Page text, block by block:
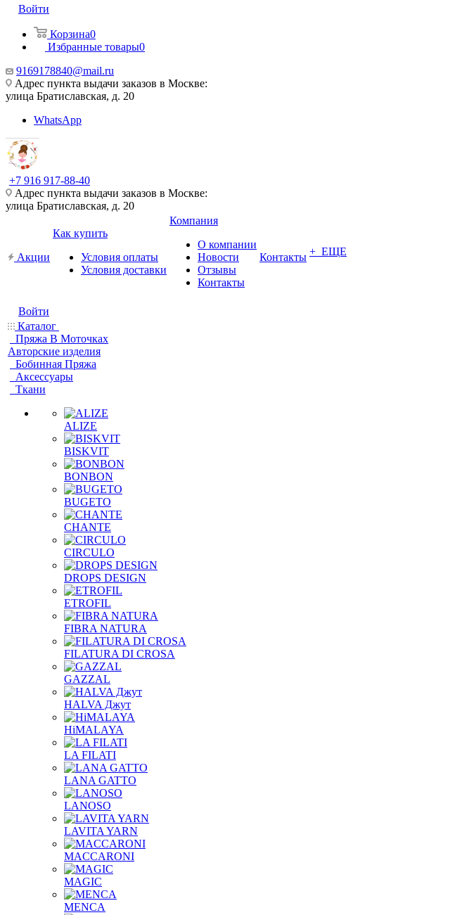
Войти
Корзина0
Избранные товары0
9169178840@mail.ru
Адрес пункта выдачи заказов в Москве:
улица Братиславская, д. 20
WhatsApp
+7 916 917-88-40
Адрес пункта выдачи заказов в Москве:
улица Братиславская, д. 20
Акции
Как купить
Условия оплаты
Условия доставки
Компания
О компании
Новости
Отзывы
Контакты
Контакты + ЕЩЕ
Войти
Каталог
Пряжа В Моточках
Авторские изделия
Бобинная Пряжа
Аксессуары
Ткани
ALIZE
BISKVIT
BONBON
BUGETO
CHANTE
CIRCULO
DROPS DESIGN
ETROFIL
FIBRA NATURA
FILATURA DI CROSA
GAZZAL
HALVA Джут
HiMALAYA
LA FILATI
LANA GATTO
LANOSO
LAVITA YARN
MACCARONI
MAGIC
MENCA